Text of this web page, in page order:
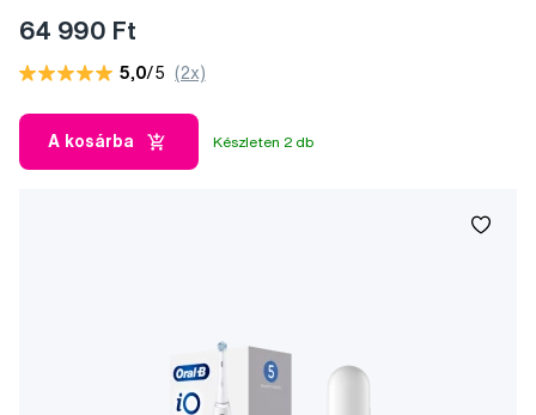
64 990 Ft
5,0/5 (2x)
A kosárba Készleten 2 db